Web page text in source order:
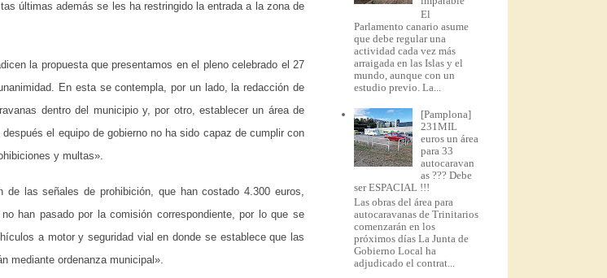
últimas además se les ha restringido la entrada a la zona de
la propuesta que presentamos en el pleno celebrado el 27
En esta se contempla, por un lado, la redacción de
dentro del municipio y, por otro, establecer un área de
el equipo de gobierno no ha sido capaz de cumplir con
y multas».
de las señales de prohibición, que han costado 4.300 euros,
han pasado por la comisión correspondiente, por lo que se
a motor y seguridad vial en donde se establece que las
mediante ordenanza municipal».
El
Parlamento canario asume
que debe regular una
actividad cada vez más
arraigada en las Islas y el
mundo, aunque con un
estudio previo. La...
[Pamplona]
231MIL
euros un área
para 33
autocaravan
as ??? Debe
ser ESPACIAL !!!
Las obras del área para
autocaravanas de Trinitarios
comenzarán en los
próximos días La Junta de
Gobierno Local ha
adjudicado el contrat...